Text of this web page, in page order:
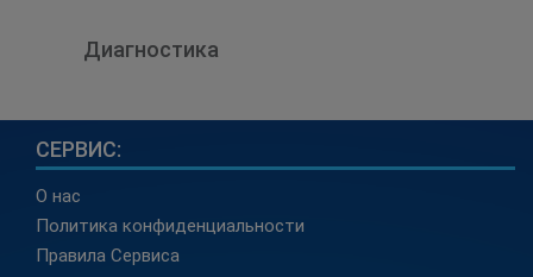
Диагностика
СЕРВИС:
О нас
Политика конфиденциальности
Правила Сервиса